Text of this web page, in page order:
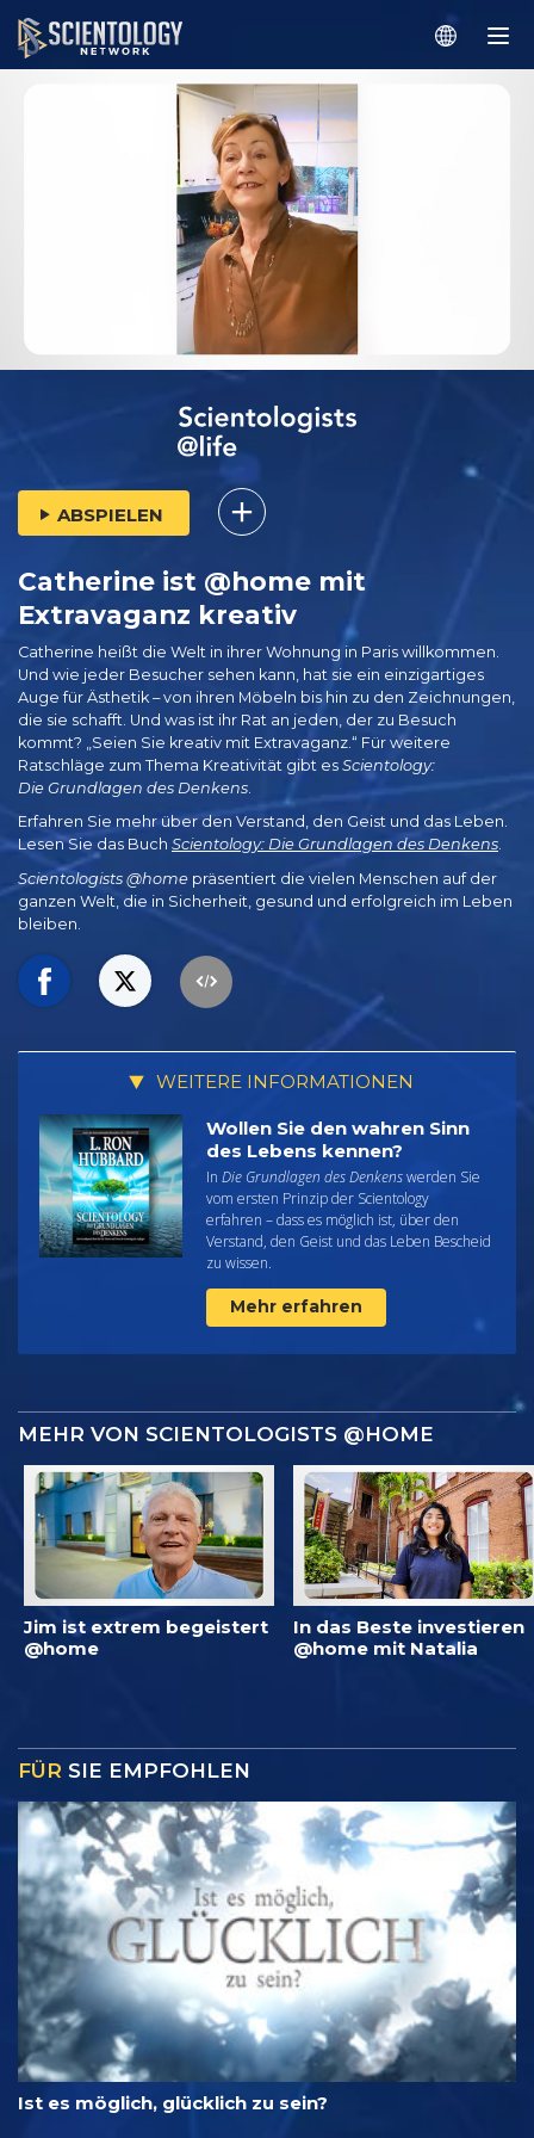
ABSPIELEN
Catherine ist @home mit
Extravaganz kreativ
Catherine heißt die Welt in ihrer Wohnung in Paris willkommen.
Und wie jeder Besucher sehen kann, hat sie ein einzigartiges
Auge für Ästhetik – von ihren Möbeln bis hin zu den Zeichnungen,
die sie schafft. Und was ist ihr Rat an jeden, der zu Besuch
kommt? „Seien Sie kreativ mit Extravaganz.“ Für weitere
Ratschläge zum Thema Kreativität gibt es Scientology:
Die Grundlagen des Denkens
Erfahren Sie mehr über den Verstand, den Geist und das Leben.
Lesen Sie das Buch Scientology: Die Grundlagen des Denkens.
Scientologists @home präsentiert die vielen Menschen auf der
ganzen Welt, die in Sicherheit, gesund und erfolgreich im Leben
bleiben.
WEITERE INFORMATIONEN
Wollen Sie den wahren Sinn
des Lebens kennen?
In Die Grundlagen des Denkenswerden Sie
vom ersten Prinzip der Scientology
erfahren – dass es möglich ist, über den
Verstand, den Geist und das Leben Bescheid
zu wissen.
Mehr erfahren
MEHR VON SCIENTOLOGISTS @HOME
Jim ist extrem begeistert
@home
In das Beste investieren
@home mit Natalia
FÜR SIE EMPFOHLEN
Ist es möglich, glücklich zu sein?